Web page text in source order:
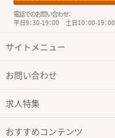
電話でのお問い合わせ：
平日9：30-19：00 土日10：00-19：00
サイトメニュー
お問い合わせ
求人特集
おすすめコンテンツ